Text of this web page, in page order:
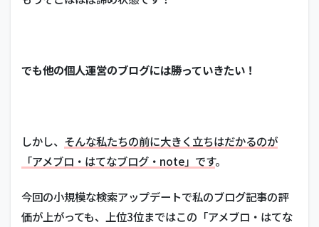
でも他の個人運営のブログには勝っていきたい！
しかし、 そんな私たちの前に大きく立ちはだかるのが
「アメブロ・はてなブログ・note」です。
今回の小規模な検索アップデートで私のブログ記事の評
価が上がっても、上位3位まではこの「アメブロ・はてな